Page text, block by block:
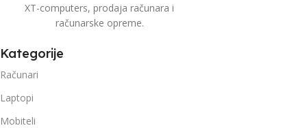
XT-computers, prodaja računara i
računarske opreme.
Kategorije
Računari
Laptopi
Mobiteli